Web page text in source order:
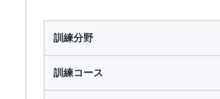
訓練分野
訓練コース